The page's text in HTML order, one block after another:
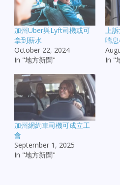
加州Uber與Lyft司機或可
拿到薪水
October 22, 2024
In "地方新聞"
上
喘
In "
加州網約車司機可成立工
會
September 1, 2025
In "地方新聞"